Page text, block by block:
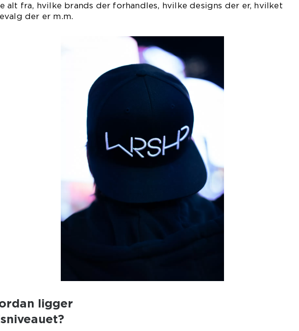
alt fra, hvilke brands der forhandles, hvilke designs der er, hvilket
der er m.m.
ligger